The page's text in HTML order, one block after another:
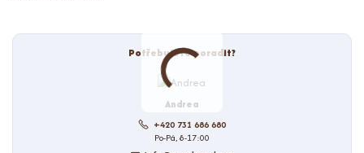
Potřebujete poradit?
Andrea
+420 731 686 680
Po-Pá, 8-17:00